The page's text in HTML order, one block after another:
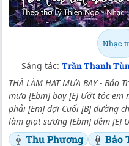
Nhạc
Sáng tác: Trần Thanh
THÀ LÀM HẠT MƯA BAY -
mưa [Ebm] bay [E] Ướt tóc em
phải [Em] đợi Cuối [B] đường
làm giọt sương [Ebm] đêm [E]
Thu Phương Bảo